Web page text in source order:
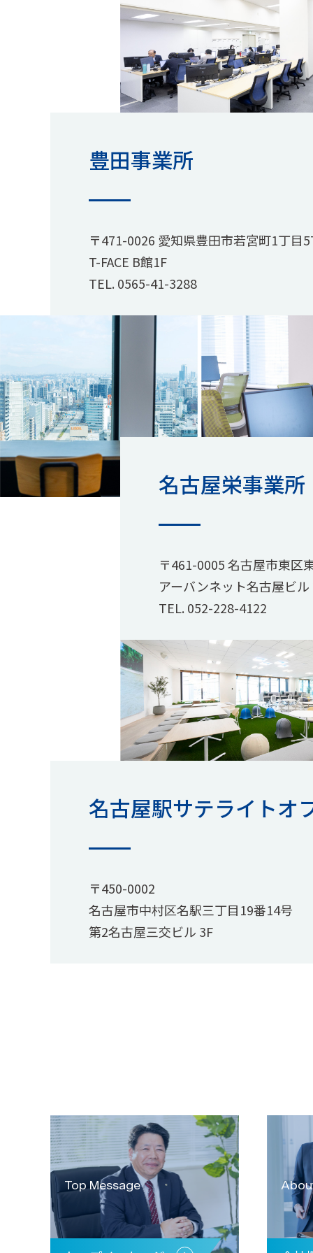
豊田事業所
〒471-0026 愛知県豊田市若宮町1丁目
T-FACE B館1F
TEL. 0565-41-3288
名古屋栄事業所
〒461-0005 名古屋市東区
アーバンネット名古屋ビル
TEL. 052-228-4122
名古屋駅サテライトオ
〒450-0002
名古屋市中村区名駅三丁目19番14号
第2名古屋三交ビル 3F
Top Message